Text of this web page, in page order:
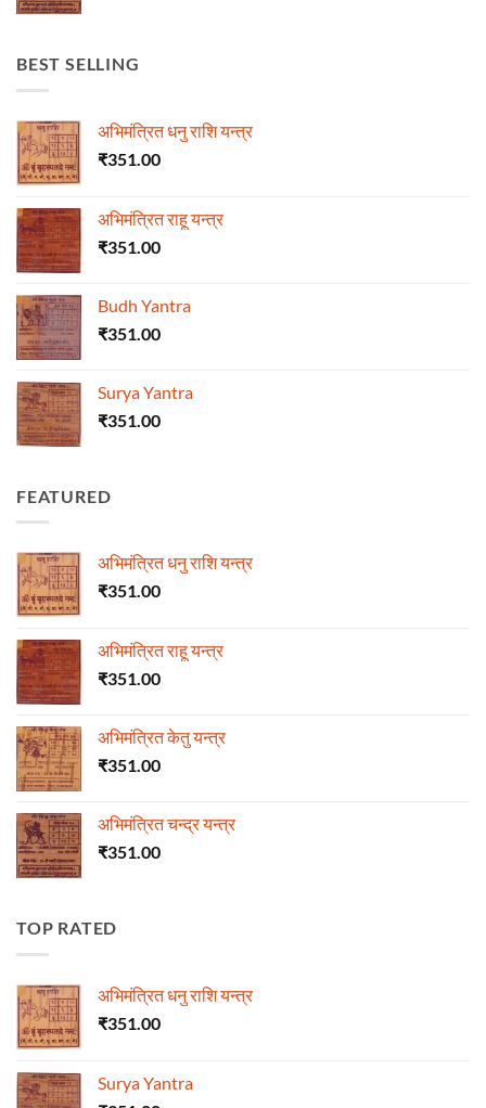
BEST SELLING
अभिमंत्रित धनु राशि यन्त्र
₹351.00
अभिमंत्रित राहू यन्त्र
₹351.00
Budh Yantra
₹351.00
Surya Yantra
₹351.00
FEATURED
अभिमंत्रित धनु राशि यन्त्र
₹351.00
अभिमंत्रित राहू यन्त्र
₹351.00
अभिमंत्रित केतु यन्त्र
₹351.00
अभिमंत्रित चन्द्र यन्त्र
₹351.00
TOP RATED
अभिमंत्रित धनु राशि यन्त्र
₹351.00
Surya Yantra